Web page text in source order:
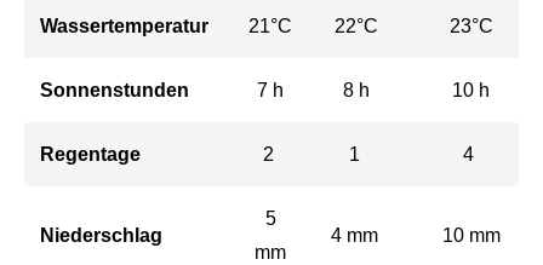
Wassertemperatur 21°C 22°C 23°C
Sonnenstunden 7 h 8 h 10 h
Regentage 2 1 4
Niederschlag
5
mm
4 mm 10 mm